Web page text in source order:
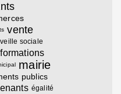
vente
veille sociale
mairie
publics
égalité